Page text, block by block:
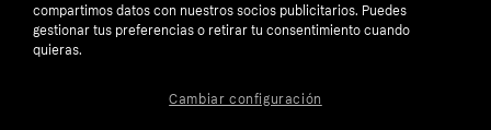
compartimos datos con nuestros socios publicitarios. Puedes
gestionar tus preferencias o retirar tu consentimiento cuando
quieras.
Cambiar configuración